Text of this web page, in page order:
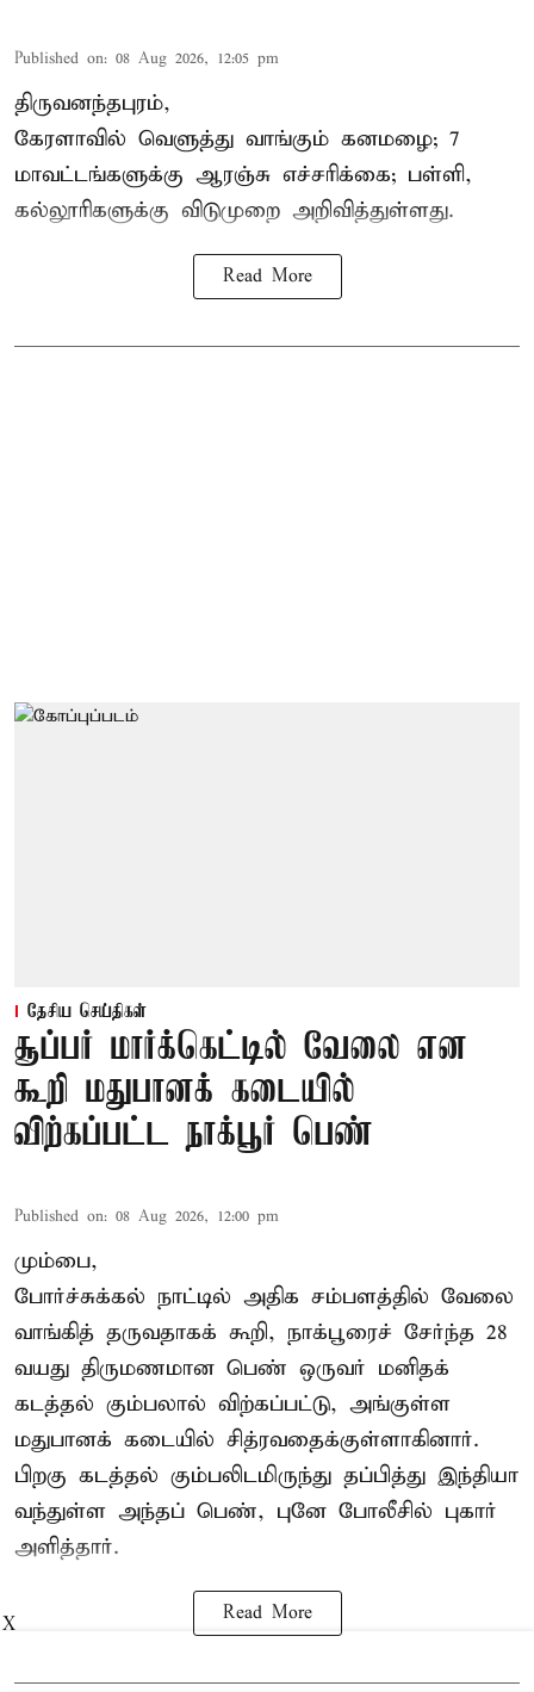
Published on: 08 Aug 2026, 12:05 pm
திருவனந்தபுரம்,
கேரளாவில் வெளுத்து வாங்கும் கனமழை; 7
மாவட்டங்களுக்கு ஆரஞ்சு எச்சரிக்கை; பள்ளி,
கல்லூரிகளுக்கு விடுமுறை அறிவித்துள்ளது.
Read More
தேசிய செய்திகள்
சூப்பர் மார்க்கெட்டில் வேலை என
கூறி மதுபானக் கடையில்
விற்கப்பட்ட நாக்பூர் பெண்
Published on: 08 Aug 2026, 12:00 pm
மும்பை,
போர்ச்சுக்கல் நாட்டில் அதிக சம்பளத்தில் வேலை
வாங்கித் தருவதாகக் கூறி, நாக்பூரைச் சேர்ந்த 28
வயது திருமணமான பெண் ஒருவர் மனிதக்
கடத்தல் கும்பலால் விற்கப்பட்டு, அங்குள்ள
மதுபானக் கடையில் சித்ரவதைக்குள்ளாகினார்.
பிறகு கடத்தல் கும்பலிடமிருந்து தப்பித்து இந்தியா
வந்துள்ள அந்தப் பெண், புனே போலீசில் புகார்
அளித்தார்.
Read More
X